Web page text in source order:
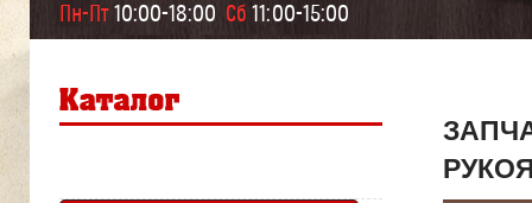
Пн-Пт 10:00-18:00 Сб 11:00-15:00